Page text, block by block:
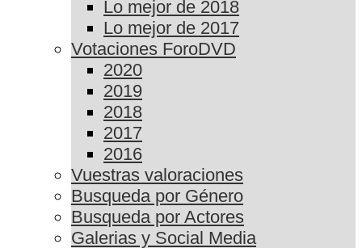
Lo mejor de 2018
Lo mejor de 2017
Votaciones ForoDVD
2020
2019
2018
2017
2016
Vuestras valoraciones
Busqueda por Género
Busqueda por Actores
Galerias y Social Media